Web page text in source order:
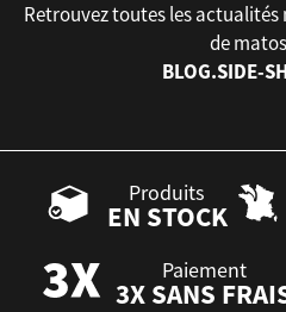
Retrouvez toutes les
de
BLOG.SIDE-
Produits
EN STOCK
Paiement
3X SANS